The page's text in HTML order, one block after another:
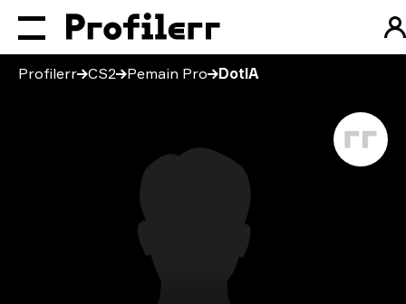
Profilerr CS2 Pemain Pro DotlA